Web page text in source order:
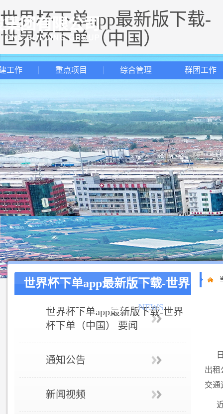
世界杯下单app最新版下载-
世界杯下单（中国）
工作 重点项目 综合管理 群团工作
世界杯下单app最新版下载-世界
杯下单（中国） NEWS
世界杯下单app最新版下载-世界
杯下单（中国） 要闻
通知公告
新闻视频
出租
交通